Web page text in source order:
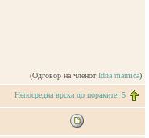
(Одговор на членотIdna mamica)
Непосредна врска до пораките: 5